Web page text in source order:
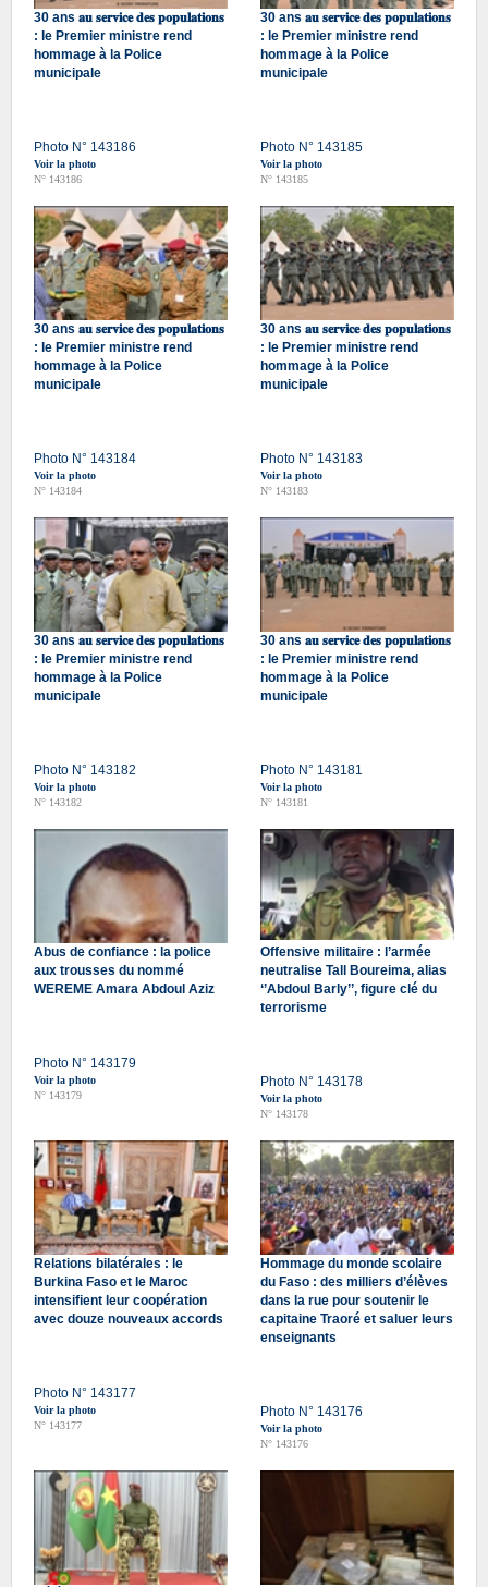
30 ans 𝐚𝐮 𝐬𝐞𝐫𝐯𝐢𝐜𝐞 𝐝𝐞𝐬 𝐩𝐨𝐩𝐮𝐥𝐚𝐭𝐢𝐨𝐧𝐬
: le Premier ministre rend
hommage à la Police
municipale
Photo N° 143186
Voir la photo
N° 143186
30 ans 𝐚𝐮 𝐬𝐞𝐫𝐯𝐢𝐜𝐞 𝐝𝐞𝐬 𝐩𝐨𝐩𝐮𝐥𝐚𝐭𝐢𝐨𝐧𝐬
: le Premier ministre rend
hommage à la Police
municipale
Photo N° 143185
Voir la photo
N° 143185
30 ans 𝐚𝐮 𝐬𝐞𝐫𝐯𝐢𝐜𝐞 𝐝𝐞𝐬 𝐩𝐨𝐩𝐮𝐥𝐚𝐭𝐢𝐨𝐧𝐬
: le Premier ministre rend
hommage à la Police
municipale
Photo N° 143184
Voir la photo
N° 143184
30 ans 𝐚𝐮 𝐬𝐞𝐫𝐯𝐢𝐜𝐞 𝐝𝐞𝐬 𝐩𝐨𝐩𝐮𝐥𝐚𝐭𝐢𝐨𝐧𝐬
: le Premier ministre rend
hommage à la Police
municipale
Photo N° 143183
Voir la photo
N° 143183
30 ans 𝐚𝐮 𝐬𝐞𝐫𝐯𝐢𝐜𝐞 𝐝𝐞𝐬 𝐩𝐨𝐩𝐮𝐥𝐚𝐭𝐢𝐨𝐧𝐬
: le Premier ministre rend
hommage à la Police
municipale
Photo N° 143182
Voir la photo
N° 143182
30 ans 𝐚𝐮 𝐬𝐞𝐫𝐯𝐢𝐜𝐞 𝐝𝐞𝐬 𝐩𝐨𝐩𝐮𝐥𝐚𝐭𝐢𝐨𝐧𝐬
: le Premier ministre rend
hommage à la Police
municipale
Photo N° 143181
Voir la photo
N° 143181
Abus de confiance : la police
aux trousses du nommé
WEREME Amara Abdoul Aziz
Photo N° 143179
Voir la photo
N° 143179
Offensive militaire : l’armée
neutralise Tall Boureima, alias
‘’Abdoul Barly’’, figure clé du
terrorisme
Photo N° 143178
Voir la photo
N° 143178
Relations bilatérales : le
Burkina Faso et le Maroc
intensifient leur coopération
avec douze nouveaux accords
Photo N° 143177
Voir la photo
N° 143177
Hommage du monde scolaire
du Faso : des milliers d’élèves
dans la rue pour soutenir le
capitaine Traoré et saluer leurs
enseignants
Photo N° 143176
Voir la photo
N° 143176